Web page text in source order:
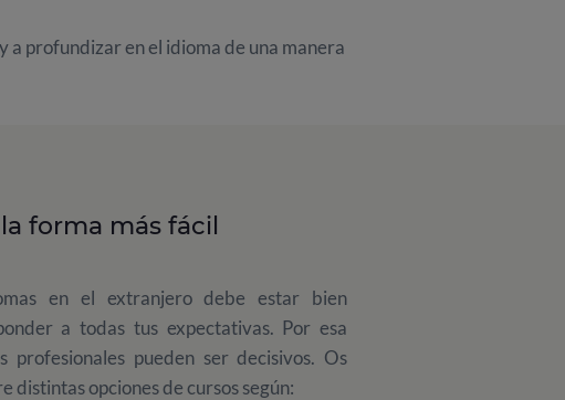
profundizar en el idioma de una manera
forma más fácil
en el extranjero debe estar bien
a todas tus expectativas. Por esa
profesionales pueden ser decisivos. Os
distintas opciones de cursos según: